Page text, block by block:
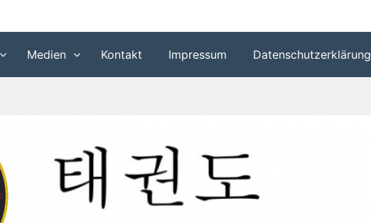
Medien Kontakt Impressum Datenschutzerklärung